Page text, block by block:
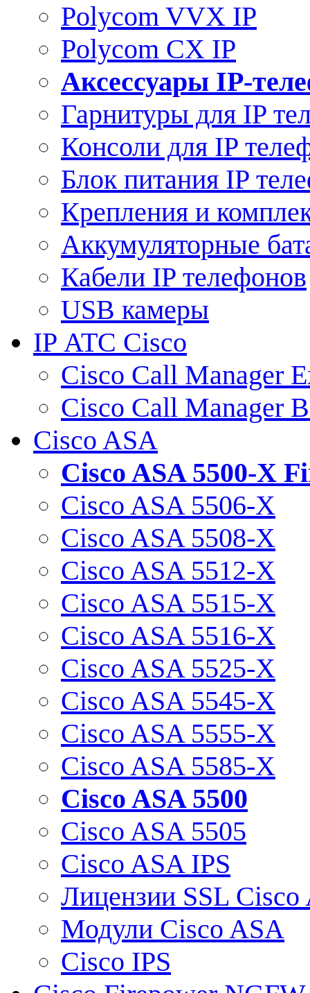
Polycom VVX IP
Polycom CX IP
Аксессуары IP-
Гарнитуры для IP
Консоли для IP
Блок питания IP
Крепления и
Аккумуляторные
Кабели IP телефонов
USB камеры
IP АТС Cisco
Cisco Call Manager
Cisco Call Manager
Cisco ASA
Cisco ASA 5500-X
Cisco ASA 5506-X
Cisco ASA 5508-X
Cisco ASA 5512-X
Cisco ASA 5515-X
Cisco ASA 5516-X
Cisco ASA 5525-X
Cisco ASA 5545-X
Cisco ASA 5555-X
Cisco ASA 5585-X
Cisco ASA 5500
Cisco ASA 5505
Cisco ASA IPS
Лицензии SSL Cisco
Модули Cisco ASA
Cisco IPS